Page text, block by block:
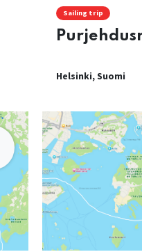
Sailing trip
Helsinki,Suomi